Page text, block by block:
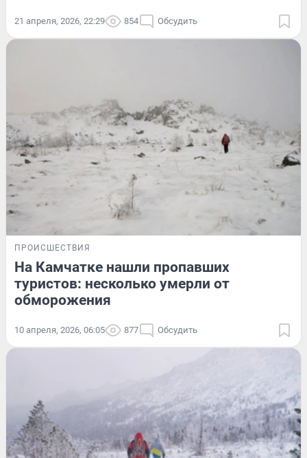
21 апреля, 2026, 22:29 854 Обсудить
ПРОИСШЕСТВИЯ
На Камчатке нашли пропавших
туристов: несколько умерли от
обморожения
10 апреля, 2026, 06:05 877 Обсудить